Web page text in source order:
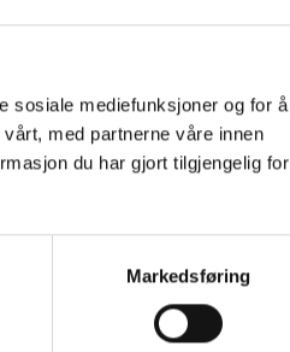
sosiale mediefunksjoner og for å
med partnerne våre innen
du har gjort tilgjengelig for
Markedsføring